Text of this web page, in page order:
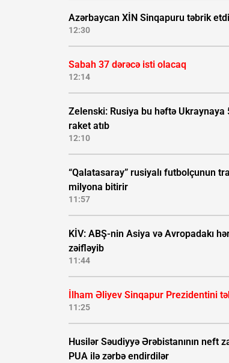
Azərbaycan XİN Sinqapuru təbrik etdi
12:30
Sabah 37 dərəcə isti olacaq
12:14
Zelenski: Rusiya bu həftə Ukraynaya
raket atıb
12:10
“Qalatasaray” rusiyalı futbolçunun
milyona bitirir
11:57
KİV: ABŞ-nin Asiya və Avropadakı
zəifləyib
11:44
İlham Əliyev Sinqapur Prezidentini
11:25
Husilər Səudiyyə Ərəbistanının neft
PUA ilə zərbə endirdilər